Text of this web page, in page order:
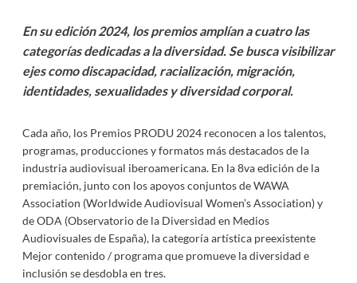
En su edición 2024, los premios amplían a cuatro las
categorías dedicadas a la diversidad. Se busca visibilizar
ejes como discapacidad, racialización, migración,
identidades, sexualidades y diversidad corporal.
Cada año, los Premios PRODU 2024 reconocen a los talentos,
programas, producciones y formatos más destacados de la
industria audiovisual iberoamericana. En la 8va edición de la
premiación, junto con los apoyos conjuntos de WAWA
Association (Worldwide Audiovisual Women’s Association) y
de ODA (Observatorio de la Diversidad en Medios
Audiovisuales de España), la categoría artística preexistente
Mejor contenido / programa que promueve la diversidad e
inclusión se desdobla en tres.